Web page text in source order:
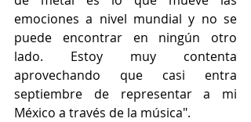
emociones a nivel mundial y no se
puede encontrar en ningún otro
lado. Estoy muy contenta
aprovechando que casi entra
septiembre de representar a mi
México a través de la música".